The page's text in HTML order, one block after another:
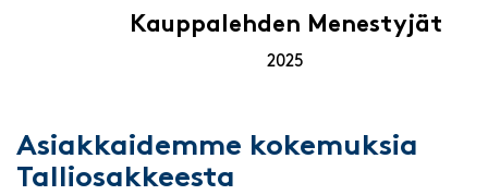
Kauppalehden Menestyjät
2025
Asiakkaidemme kokemuksia
Talliosakkeesta